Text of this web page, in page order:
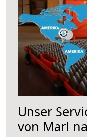
Unser
von Marl